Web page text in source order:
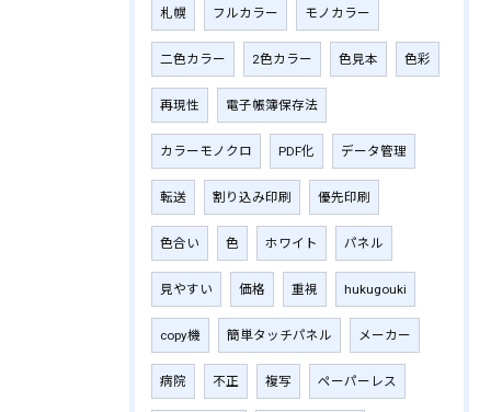
札幌 フルカラー モノカラー
二色カラー 2色カラー 色見本 色彩
再現性 電子帳簿保存法
カラーモノクロ PDF化 データ管理
転送 割り込み印刷 優先印刷
色合い 色 ホワイト パネル
見やすい 価格 重視 hukugouki
copy機 簡単タッチパネル メーカー
病院 不正 複写 ペーパーレス